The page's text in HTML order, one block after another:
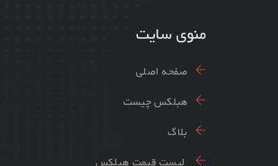
منوی سایت
صفحه اصلی
هبلکس چیست
بلاگ
لیست قیمت هبلکس